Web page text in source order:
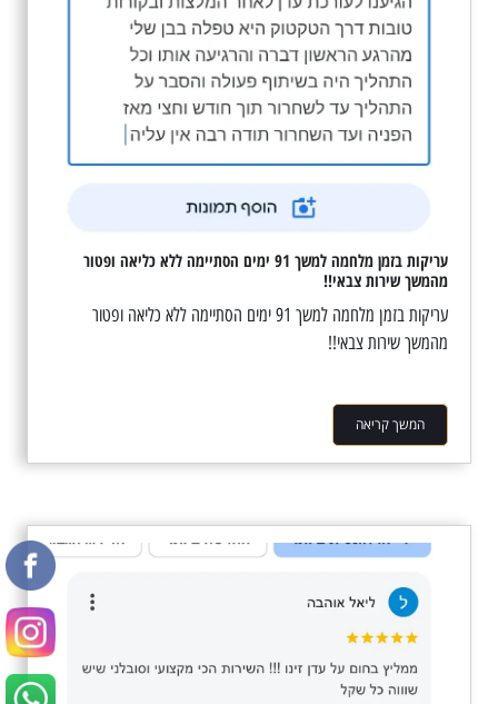
עריקות בזמן מלחמה למשך 91 ימים הסתיימה ללא כליאה ופטור
מהמשך שירות צבאי!!
עריקות בזמן מלחמה למשך 91 ימים הסתיימה ללא כליאה ופטור
מהמשך שירות צבאי!!
המשך קריאה